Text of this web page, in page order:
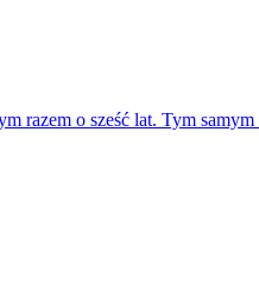
razem o sześć lat. Tym